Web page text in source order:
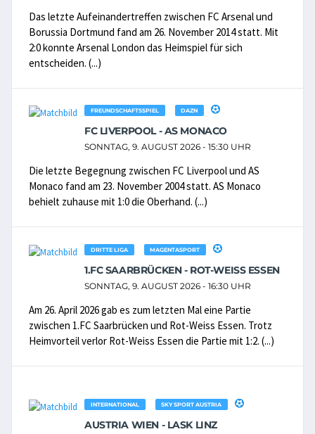
Das letzte Aufeinandertreffen zwischen FC Arsenal und
Borussia Dortmund fand am 26. November 2014 statt. Mit
2:0 konnte Arsenal London das Heimspiel für sich
entscheiden. (...)
FREUNDSCHAFTSSPIEL DAZN
FC LIVERPOOL - AS MONACO
SONNTAG, 9. AUGUST 2026 - 15:30 UHR
Die letzte Begegnung zwischen FC Liverpool und AS
Monaco fand am 23. November 2004 statt. AS Monaco
behielt zuhause mit 1:0 die Oberhand. (...)
DRITTE LIGA MAGENTASPORT
1.FC SAARBRÜCKEN - ROT-WEISS ESSEN
SONNTAG, 9. AUGUST 2026 - 16:30 UHR
Am 26. April 2026 gab es zum letzten Mal eine Partie
zwischen 1.FC Saarbrücken und Rot-Weiss Essen. Trotz
Heimvorteil verlor Rot-Weiss Essen die Partie mit 1:2. (...)
INTERNATIONAL SKY SPORT AUSTRIA
AUSTRIA WIEN - LASK LINZ